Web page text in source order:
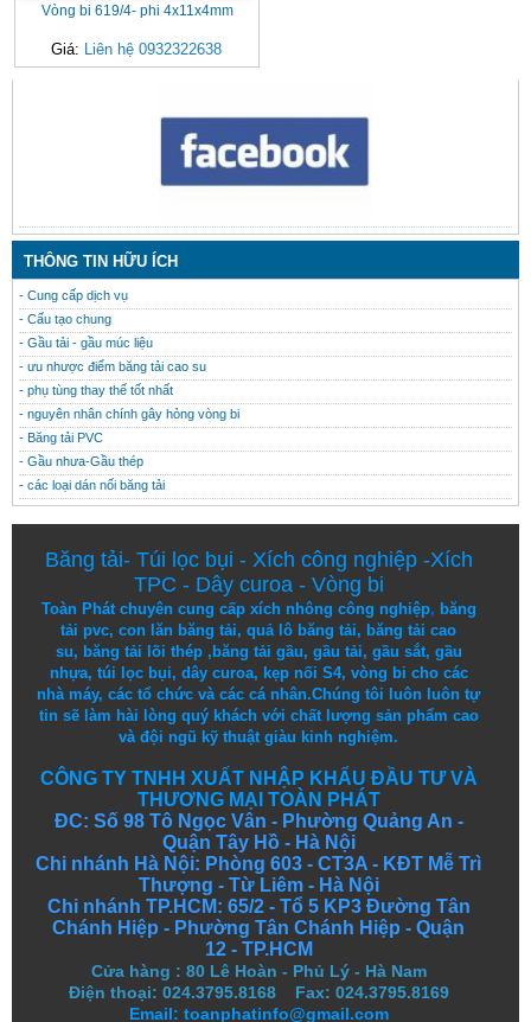
Vòng bi 619/4- phi 4x11x4mm
Giá: Liên hệ 0932322638
THÔNG TIN HỮU ÍCH
- Cung cấp dịch vụ
- Cấu tạo chung
- Gầu tải - gầu múc liệu
- ưu nhược điểm băng tải cao su
- phụ tùng thay thế tốt nhất
- nguyên nhân chính gây hỏng vòng bi
- Băng tải PVC
- Gầu nhưa-Gầu thép
- các loại dán nối băng tải
Băng tải- Túi lọc bụi - Xích công nghiệp-Xích
TPC - Dây curoa- Vòng bi
Toàn Phát chuyên cung cấp xích nhông công nghiệp, băng
tải pvc,con lăn băng tải,quả lô băng tải, băng tải cao
su, băng tải lõi thép, băng tải gầu, gầu tải, gầu sắt, gầu
nhựa, túi lọc bụi, dây curoa, kẹp nối S4, vòng bi cho các
nhà máy, các tổ chức và các cá nhân.Chúng tôi luôn luôn tự
tin sẽ làm hài lòng quý khách với chất lượng sảnphẩm cao
vàđội ngũ kỹ thuậtgiàu kinh nghiệm.
CÔNG TY TNHH XUẤT NHẬP KHẨU ĐẦU TƯ VÀ
THƯƠNG MẠI TOÀN PHÁT
ĐC: Số 98 Tô Ngọc Vân - Phường Quảng An -
Quận Tây Hồ - Hà Nội
Chi nhánh Hà Nội: Phòng 603 - CT3A - KĐT Mễ Trì
Thượng - Từ Liêm - Hà Nội
Chi nhánh TP.HCM: 65/2 - Tổ 5 KP3 Đường Tân
Chánh Hiệp - Phường Tân Chánh Hiệp - Quận
12 - TP.HCM
Cửa hàng : 80 Lê Hoàn - Phủ Lý - Hà Nam
Điện thoại: 024.3795.8168 Fax: 024.3795.8169
Email: toanphatinfo@gmail.com